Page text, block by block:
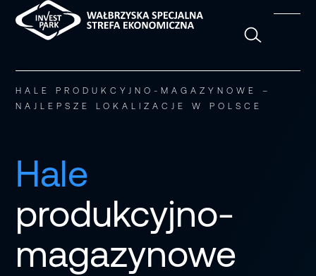
HALE PRODUKCYJNO-MAGAZYNOWE –
NAJLEPSZE LOKALIZACJE W POLSCE
Hale
produkcyjno-
magazynowe